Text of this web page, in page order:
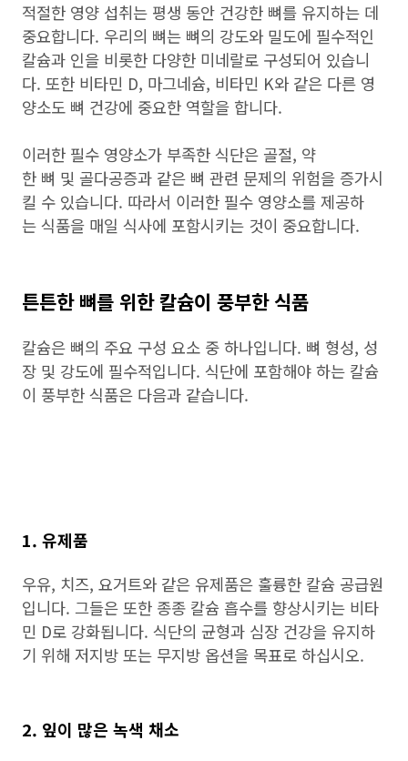
적절한 영양 섭취는 평생 동안 건강한 뼈를 유지하는 데
중요합니다. 우리의 뼈는 뼈의 강도와 밀도에 필수적인
칼슘과 인을 비롯한 다양한 미네랄로 구성되어 있습니
다. 또한 비타민 D, 마그네슘, 비타민 K와 같은 다른 영
양소도 뼈 건강에 중요한 역할을 합니다.
이러한 필수 영양소가 부족한 식단은 골절, 약
한 뼈 및 골다공증과 같은 뼈 관련 문제의 위험을 증가시
킬 수 있습니다. 따라서 이러한 필수 영양소를 제공하
는 식품을 매일 식사에 포함시키는 것이 중요합니다.
튼튼한 뼈를 위한 칼슘이 풍부한 식품
칼슘은 뼈의 주요 구성 요소 중 하나입니다. 뼈 형성, 성
장 및 강도에 필수적입니다. 식단에 포함해야 하는 칼슘
이 풍부한 식품은 다음과 같습니다.
1. 유제품
우유, 치즈, 요거트와 같은 유제품은 훌륭한 칼슘 공급원
입니다. 그들은 또한 종종 칼슘 흡수를 향상시키는 비타
민 D로 강화됩니다. 식단의 균형과 심장 건강을 유지하
기 위해 저지방 또는 무지방 옵션을 목표로 하십시오.
2. 잎이 많은 녹색 채소